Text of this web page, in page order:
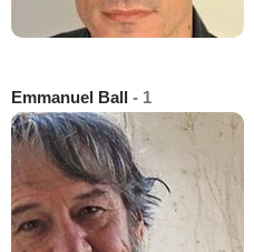
Emmanuel Ball - 1